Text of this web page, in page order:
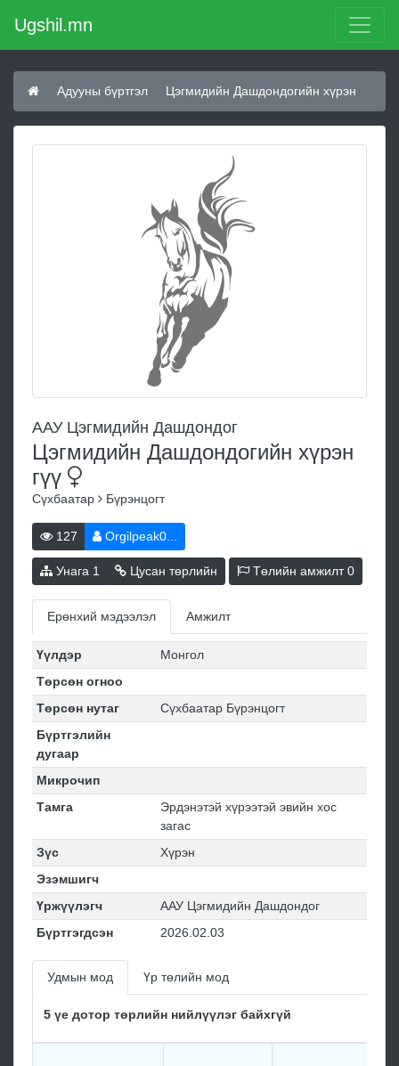
Ugshil.mn
Адууны бүртгэл Цэгмидийн Дашдондогийн хүрэн
ААУ Цэгмидийн Дашдондог
Цэгмидийн Дашдондогийн хүрэн
гүү
Сүхбаатар Бүрэнцогт
127 Orgilpeak0...
Унага 1 Цусан төрлийн Төлийн амжилт0
Ерөнхий мэдээлэл Амжилт
Үүлдэр
Монгол
Төрсөн огноо
Төрсөн нутаг
Сүхбаатар Бүрэнцогт
Бүртгэлийн
дугаар
Микрочип
Тамга
Эрдэнэтэй хүрээтэй эвийн хос
загас
Зүс
Хүрэн
Эзэмшигч
Үржүүлэгч
ААУ Цэгмидийн Дашдондог
Бүртгэгдсэн
2026.02.03
Удмын мод Үр төлийн мод
5 үе дотор төрлийн нийлүүлэг байхгүй